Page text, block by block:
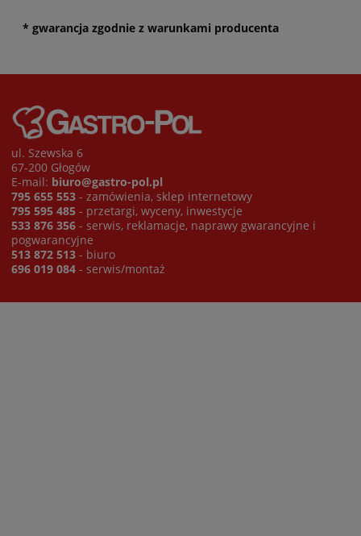
* gwarancja zgodnie z warunkami producenta
ul. Szewska 6
67-200 Głogów
E-mail: biuro@gastro-pol.pl
795 655 553 - zamówienia, sklep internetowy
795 595 485 - przetargi, wyceny, inwestycje
533 876 356 - serwis, reklamacje, naprawy gwarancyjne i
pogwarancyjne
513 872 513 - biuro
696 019 084 - serwis/montaż